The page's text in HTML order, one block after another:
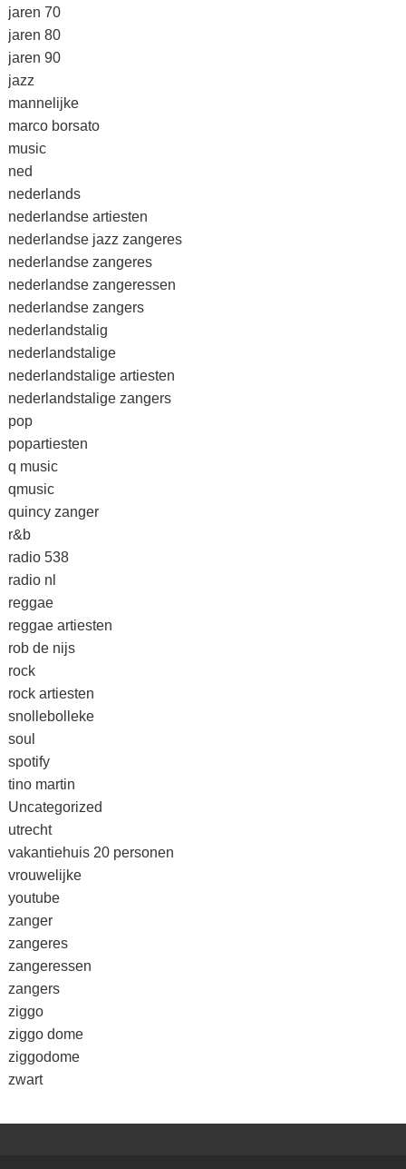
jaren 70
jaren 80
jaren 90
jazz
mannelijke
marco borsato
music
ned
nederlands
nederlandse artiesten
nederlandse jazz zangeres
nederlandse zangeres
nederlandse zangeressen
nederlandse zangers
nederlandstalig
nederlandstalige
nederlandstalige artiesten
nederlandstalige zangers
pop
popartiesten
q music
qmusic
quincy zanger
r&b
radio 538
radio nl
reggae
reggae artiesten
rob de nijs
rock
rock artiesten
snollebolleke
soul
spotify
tino martin
Uncategorized
utrecht
vakantiehuis 20 personen
vrouwelijke
youtube
zanger
zangeres
zangeressen
zangers
ziggo
ziggo dome
ziggodome
zwart